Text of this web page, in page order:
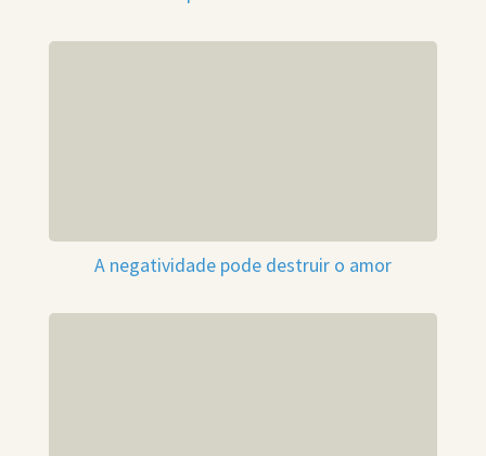
A negatividade pode destruir o amor